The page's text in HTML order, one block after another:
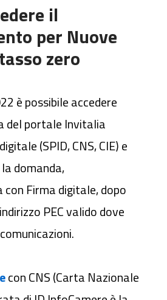
il
per Nuove
zero
è possibile accedere
del portale Invitalia
(SPID, CNS, CIE) e
domanda,
Firma digitale, dopo
PEC valido dove
con CNS (Carta Nazionale